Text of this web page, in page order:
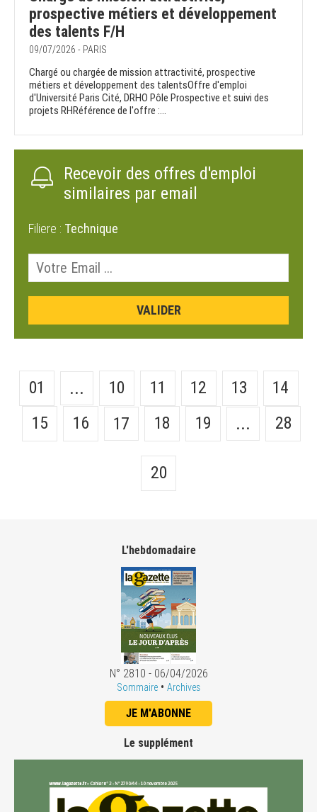
prospective métiers et développement
des talents F/H
09/07/2026 - PARIS
Chargé ou chargée de mission attractivité, prospective
métiers et développement des talentsOffre d'emploi
d'Université Paris Cité, DRHO Pôle Prospective et suivi des
projets RHRéférence de l'offre :...
Recevoir des offres d'emploi
similaires par email
Filiere : Technique
01 ... 10 11 12 13
14
15
16 17 18 19 ... 28
20
L'hebdomadaire
N° 2810 - 06/04/2026
Sommaire • Archives
JE M'ABONNE
Le supplément